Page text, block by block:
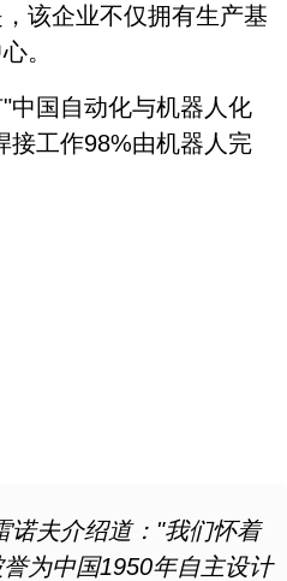
该企业不仅拥有生产基
。
中国自动化与机器人化
接工作98%由机器人完
诺夫介绍道："我们怀着
为中国1950年自主设计